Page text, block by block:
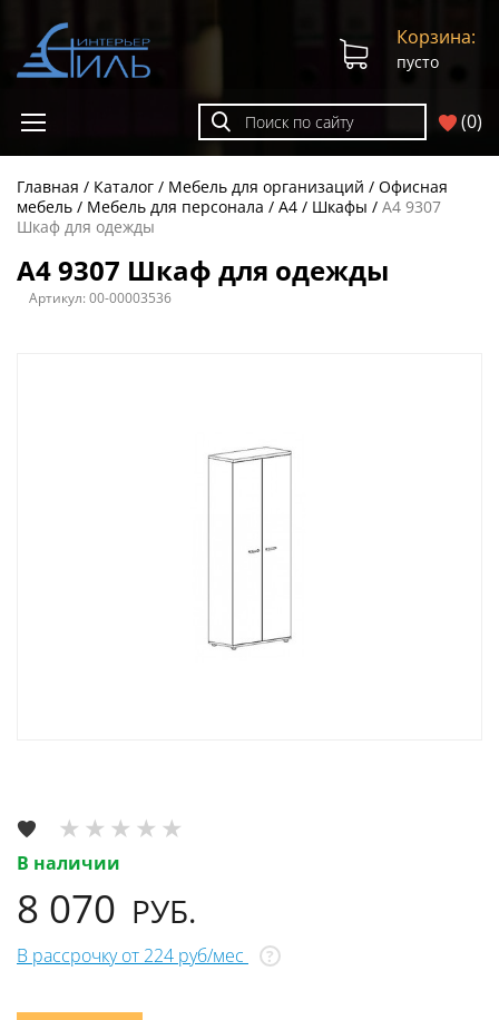
(0)
Корзина:
пусто
Главная Каталог Мебель для организаций
Офисная
мебель
Мебель для персонала A4 Шкафы
А4 9307
Шкаф для одежды
А4 9307 Шкаф для одежды
Артикул:00-00003536
В наличии
8 070 РУБ.
В рассрочку от 224 руб/мес ?